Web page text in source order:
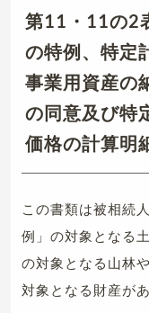
第11・11の2
の特例、特定
事業用資産の
の同意及び特
価格の計算明
この書類は被相続
例」の対象となる
の対象となる山林
対象となる財産が